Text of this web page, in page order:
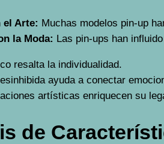
el Arte: Muchas modelos pin-up
la Moda: Las pin-ups han
resalta la individualidad.
ayuda a conectar
artísticas enriquecen su
de